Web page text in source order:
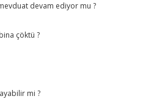
devam ediyor mu ?
çöktü ?
mi ?